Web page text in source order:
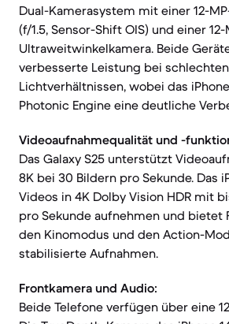
Dual-Kamerasystem mit einer 12-
(f/1.5, Sensor-Shift OIS) und einer 12-
Ultraweitwinkelkamera. Beide
verbesserte Leistung bei schlechten
Lichtverhältnissen, wobei das
Photonic Engine eine deutliche
Videoaufnahmequalität und -
Das Galaxy S25 unterstützt
8K bei 30 Bildern pro Sekunde. Das
Videos in 4K Dolby Vision HDR mit
pro Sekunde aufnehmen und bietet
den Kinomodus und den Action-
stabilisierte Aufnahmen.
Frontkamera und Audio:
Beide Telefone verfügen über eine